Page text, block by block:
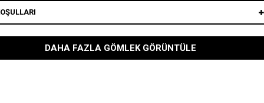
DAHA FAZLA GÖMLEK GÖRÜNTÜLE